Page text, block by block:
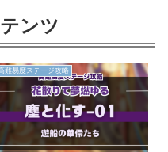
ンツ
難易度ステージ攻略